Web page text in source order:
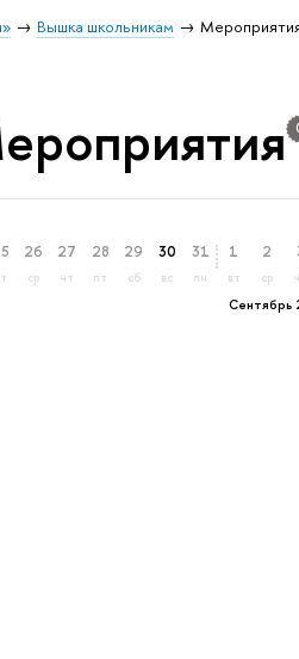
Вышка школьникам
26
ср
27
чт
28
пт
29
сб
30
вс
31
пн
Сентябрь
1
вт
2
ср